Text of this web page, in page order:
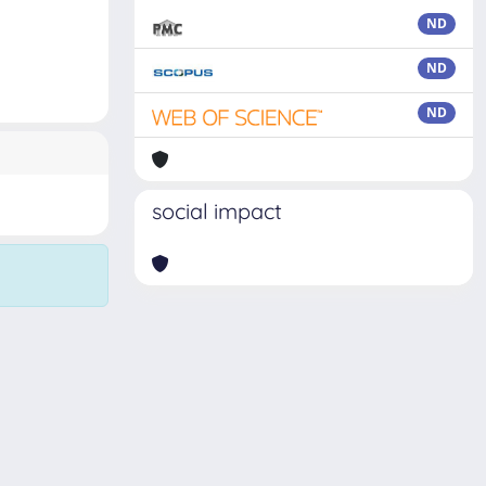
ND
ND
ND
social impact